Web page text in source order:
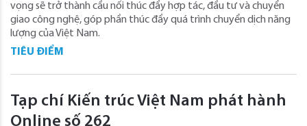
vọng sẽ trở thành cầu nối thúc đẩy hợp tác, đầu tư và chuyển
giao công nghệ, góp phần thúc đẩy quá trình chuyển dịch năng
lượng của Việt Nam.
TIÊU ĐIỂM
Tạp chí Kiến trúc Việt Nam phát hành
Online số 262